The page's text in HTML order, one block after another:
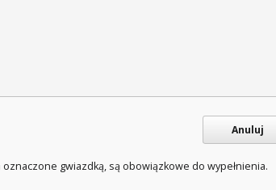
Anuluj
oznaczone gwiazdką, są obowiązkowe do wypełnienia.